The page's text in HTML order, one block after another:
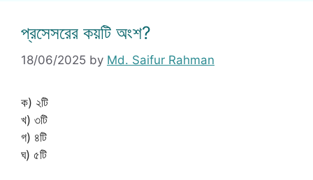
প্রসেসরের কয়টি অংশ?
18/06/2025 by Md. Saifur Rahman
ক) ২টি
খ) ৩টি
গ) ৪টি
ঘ) ৫টি